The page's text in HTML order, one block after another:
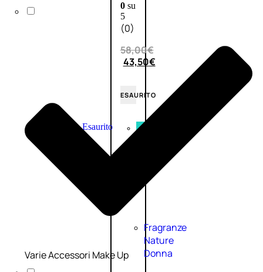
0su
5
(0)
58,00€
43,50€
ESAURITO
Esaurito
Fragranze
Nature
Donna
Varie Accessori Make Up